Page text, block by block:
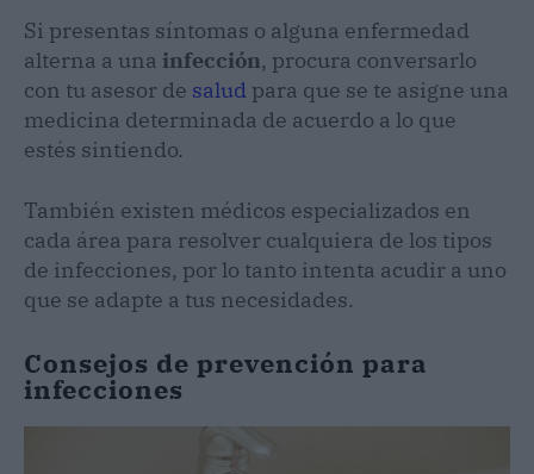
Si presentas síntomas o alguna enfermedad
alterna a una infección, procura conversarlo
con tu asesor de salud para que se te asigne una
medicina determinada de acuerdo a lo que
estés sintiendo.
También existen médicos especializados en
cada área para resolver cualquiera de los tipos
de infecciones, por lo tanto intenta acudir a uno
que se adapte a tus necesidades.
Consejos de prevención para
infecciones